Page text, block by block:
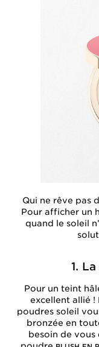
Qui ne rêve pas
Pour afficher un
quand le soleil
1.
Pour un teint
excellent allié !
poudres soleil
bronzée en
besoin de vous